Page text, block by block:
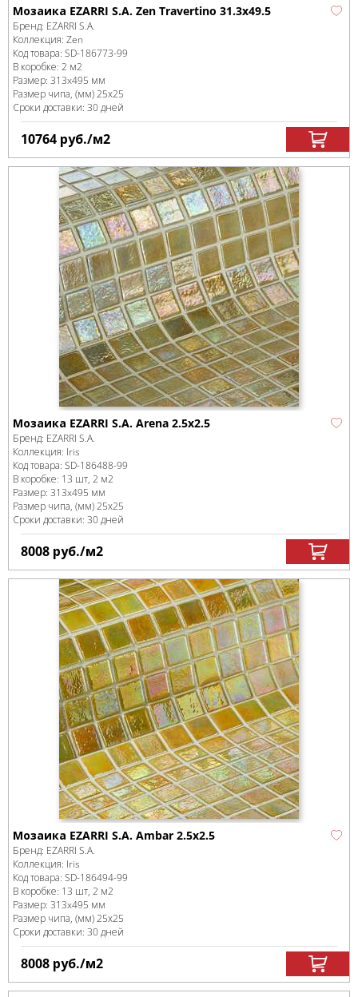
Мозаика EZARRI S.A. Zen Travertino 31.3x49.5
Бренд: EZARRI S.A.
Коллекция: Zen
Код товара: SD-186773-99
В коробке: 2 м2
Размер: 313x495 мм
Размер чипа, (мм)25х25
Сроки доставки: 30 дней
10764 руб./м2
Мозаика EZARRI S.A. Arena 2.5х2.5
Бренд: EZARRI S.A.
Коллекция: Iris
Код товара: SD-186488-99
В коробке: 13 шт, 2 м2
Размер: 313x495 мм
Размер чипа, (мм)25х25
Сроки доставки: 30 дней
8008 руб./м2
Мозаика EZARRI S.A. Ambar 2.5х2.5
Бренд: EZARRI S.A.
Коллекция: Iris
Код товара: SD-186494-99
В коробке: 13 шт, 2 м2
Размер: 313x495 мм
Размер чипа, (мм)25х25
Сроки доставки: 30 дней
8008 руб./м2